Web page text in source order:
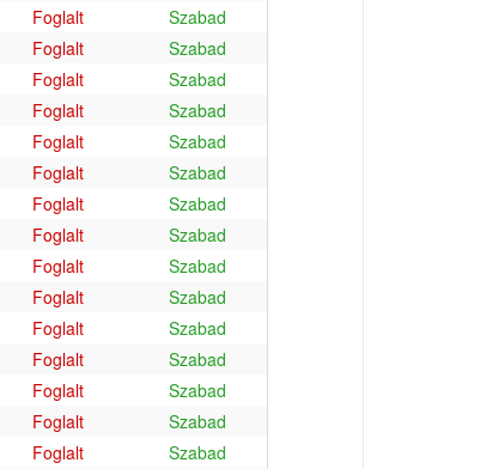
Foglalt
Szabad
Foglalt
Szabad
Foglalt
Szabad
Foglalt
Szabad
Foglalt
Szabad
Foglalt
Szabad
Foglalt
Szabad
Foglalt
Szabad
Foglalt
Szabad
Foglalt
Szabad
Foglalt
Szabad
Foglalt
Szabad
Foglalt
Szabad
Foglalt
Szabad
Foglalt
Szabad